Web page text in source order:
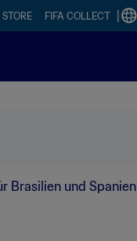
STORE FIFA COLLECT
Brasilien und Spanien